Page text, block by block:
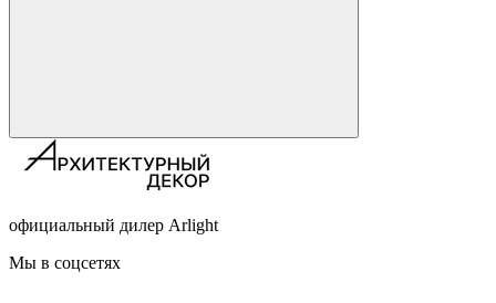
официальный дилер Arlight
Мы в соцсетях